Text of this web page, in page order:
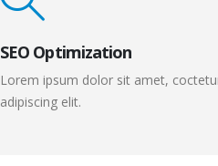
SEO Optimization
Lorem ipsum dolor sit amet,
adipiscing elit.